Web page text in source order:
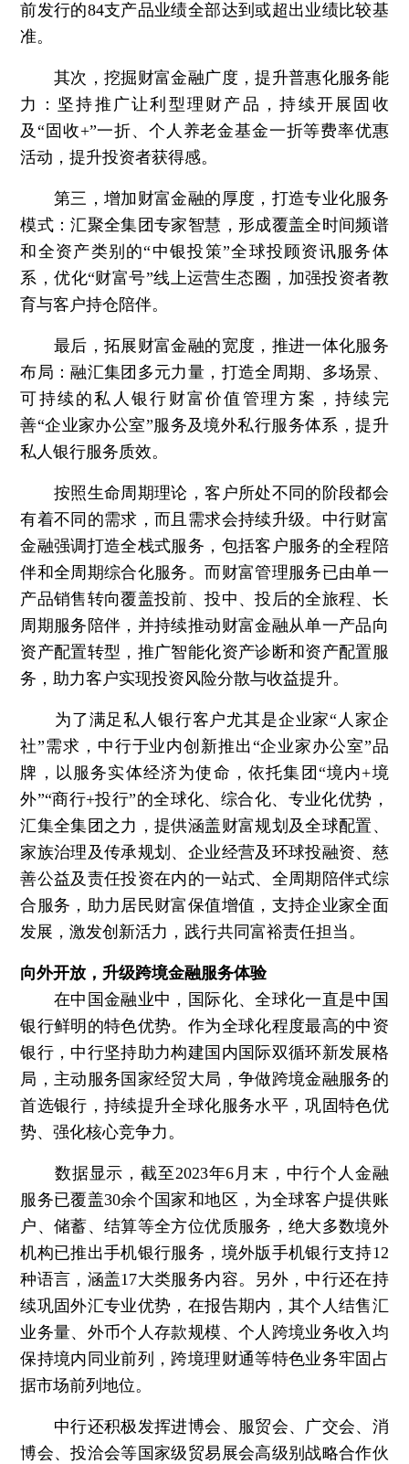
前发行的84支产品业绩全部达到或超出业绩比较基
准。
其次，挖掘财富金融广度，提升普惠化服务能
力： 坚持推广让利型理财产品，持续开展固收
及“固收+”一折、个人养老金基金一折等费率优惠
活动，提升投资者获得感。
第三，增加财富金融的厚度，打造专业化服务
模式：汇聚全集团专家智慧，形成覆盖全时间频谱
和全资产类别的“中银投策”全球投顾资讯服务体
系，优化“财富号”线上运营生态圈，加强投资者教
育与客户持仓陪伴。
最后，拓展财富金融的宽度，推进一体化服务
布局：融汇集团多元力量，打造全周期、多场景、
可持续的私人银行财富价值管理方案，持续完
善“企业家办公室”服务及境外私行服务体系，提升
私人银行服务质效。
按照生命周期理论，客户所处不同的阶段都会
有着不同的需求，而且需求会持续升级。中行财富
金融强调打造全栈式服务，包括客户服务的全程陪
伴和全周期综合化服务。而财富管理服务已由单一
产品销售转向覆盖投前、投中、投后的全旅程、长
周期服务陪伴，并持续推动财富金融从单一产品向
资产配置转型，推广智能化资产诊断和资产配置服
务，助力客户实现投资风险分散与收益提升。
为了满足私人银行客户尤其是企业家“人家企
社”需求，中行于业内创新推出“企业家办公室”品
牌，以服务实体经济为使命，依托集团“境内+境
外”“商行+投行”的全球化、综合化、专业化优势，
汇集全集团之力，提供涵盖财富规划及全球配置、
家族治理及传承规划、企业经营及环球投融资、慈
善公益及责任投资在内的一站式、全周期陪伴式综
合服务，助力居民财富保值增值，支持企业家全面
发展，激发创新活力，践行共同富裕责任担当。
向外开放，升级跨境金融服务体验
在中国金融业中，国际化、全球化一直是中国
银行鲜明的特色优势。作为全球化程度最高的中资
银行，中行坚持助力构建国内国际双循环新发展格
局，主动服务国家经贸大局，争做跨境金融服务的
首选银行，持续提升全球化服务水平，巩固特色优
势、强化核心竞争力。
数据显示，截至2023年6月末，中行个人金融
服务已覆盖30余个国家和地区，为全球客户提供账
户、储蓄、结算等全方位优质服务，绝大多数境外
机构已推出手机银行服务，境外版手机银行支持12
种语言，涵盖17大类服务内容。另外，中行还在持
续巩固外汇专业优势，在报告期内，其个人结售汇
业务量、外币个人存款规模、个人跨境业务收入均
保持境内同业前列，跨境理财通等特色业务牢固占
据市场前列地位。
中行还积极发挥进博会、服贸会、广交会、消
博会、投洽会等国家级贸易展会高级别战略合作伙